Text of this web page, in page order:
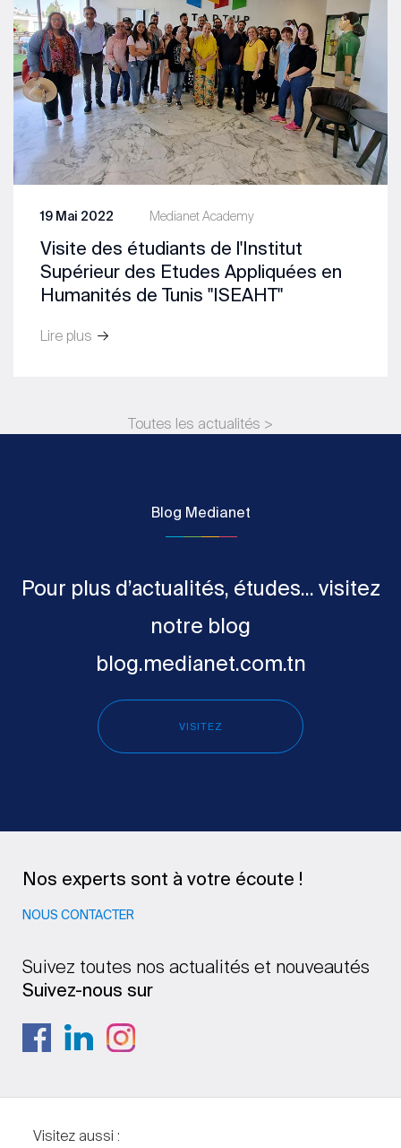
Medianet Academy
19 Mai 2022
Visite des étudiants de l'Institut
Supérieur des Etudes Appliquées en
Humanités de Tunis "ISEAHT"
Lire plus
Toutes les actualités >
Blog Medianet
Pour plus d’actualités, études... visitez
notre blog
blog.medianet.com.tn
VISITEZ
Nos experts sont à votre écoute !
NOUS CONTACTER
Suivez toutes nos actualités et nouveautés
Suivez-nous sur
Visitez aussi :